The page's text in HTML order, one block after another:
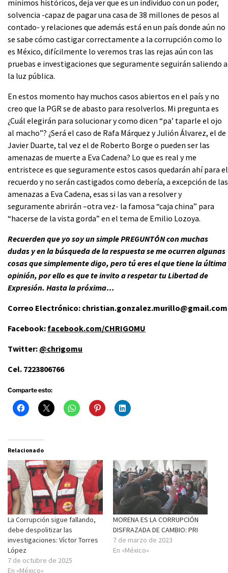
mínimos históricos, deja ver que es un individuo con un poder,
solvencia -capaz de pagar una casa de 38 millones de pesos al
contado- y relaciones que además está en un país donde aún no
se sabe cómo castigar correctamente a la corrupción como lo
es México, difícilmente lo veremos tras las rejas aún con las
pruebas e investigaciones que seguramente seguirán saliendo a
la luz pública.
En estos momento hay muchos casos abiertos en el país y no
creo que la PGR se de abasto para resolverlos. Mi pregunta es
¿Cuál elegirán para solucionar y como dicen “pa’ taparle el ojo
al macho”? ¿Será el caso de Rafa Márquez y Julión Álvarez, el de
Javier Duarte, tal vez el de Roberto Borge o pueden ser las
amenazas de muerte a Eva Cadena? Lo que es real y me
entristece es que seguramente estos casos quedarán ahí para el
recuerdo y no serán castigados como debería, a excepción de las
amenazas a Eva Cadena, esas si las van a resolver y
seguramente abrirán –otra vez- la famosa “caja china” para
“hacerse de la vista gorda” en el tema de Emilio Lozoya.
Recuerden que yo soy un simple PREGUNTÓN con muchas
dudas y en la búsqueda de la respuesta se me ocurren algunas
cosas que simplemente digo, pero tú eres el que tiene la última
opinión, por ello es que te invito a respetar tu Libertad de
Expresión. Hasta la próxima…
Correo Electrónico: christian.gonzalez.murillo@gmail.com
Facebook: facebook.com/CHRIGOMU
Twitter: @chrigomu
Cel. 7223806766
Comparte esto:
Relacionado
La Corrupción sigue fallando,
debe despolitizar las
investigaciones: Víctor Torres
López
7 de octubre de 2025
En «México»
MORENA ES LA CORRUPCIÓN
DISFRAZADA DE CAMBIO: PRI
7 de marzo de 2023
En «México»